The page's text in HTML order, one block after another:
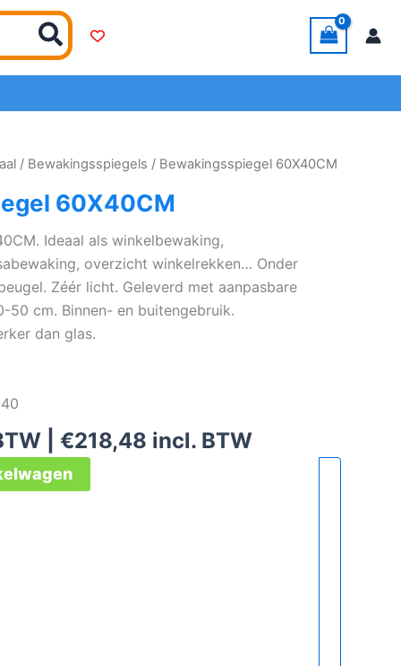
/ Bewakingsspiegels / Bewakingsspiegel 60X40CM
60X40CM
Ideaal als winkelbewaking,
overzicht winkelrekken… Onder
Zéér licht. Geleverd met aanpasbare
50 cm. Binnen- en buitengebruik.
dan glas.
|€218,48 incl. BTW